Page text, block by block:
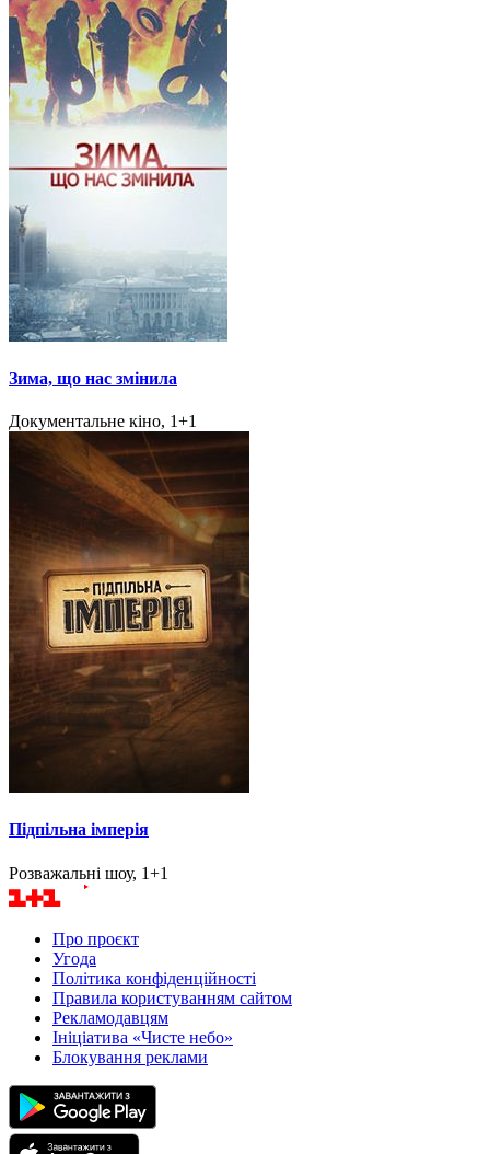
Зима, що нас змінила
Документальне кіно, 1+1
Підпільна імперія
Розважальні шоу, 1+1
Про проєкт
Угода
Політика конфіденційності
Правила користуванням сайтом
Рекламодавцям
Ініціатива «Чисте небо»
Блокування реклами